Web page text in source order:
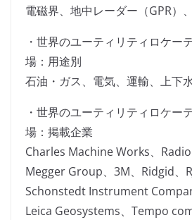
電磁界、地中レーダー（GPR）
・世界のユーティリティロケー
場：用途別
石油・ガス、電気、運輸、上下
・世界のユーティリティロケー
場：掲載企業
Charles Machine Works、
Megger Group、3M、Ridgid、
Schonstedt Instrument
Leica Geosystems、Tempo